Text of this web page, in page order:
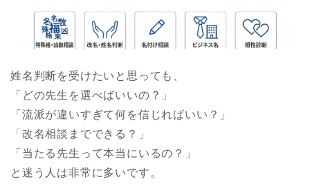
姓名判断を受けたいと思っても、
「どの先生を選べばいいの？」
「流派が違いすぎて何を信じればいい？」
「改名相談までできる？」
「当たる先生って本当にいるの？」
と迷う人は非常に多いです。